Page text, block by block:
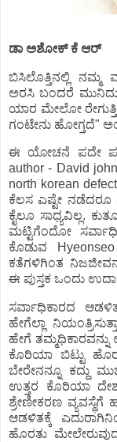
ಡಾ ಅಶೋಕ್ ಕೆ ಆರ್
ಬಿಸಿಲೊತ್ತಿನಲ್ಲಿ
ಅರಸಿ ಬಂದರೆ
ಯಾರ ಮೇಲೋ
ಗಂಟೇನು ಹೋಗ್ತದೆ"
ಈ ಯೋಚನೆ ಪದೇ
author - David
north korean
ಕೆಲಸ ಎಷ್ಟೇ ನಡೆದರೂ
ಕೈಲೂ ಸಾಧ್ಯವಿಲ್ಲ.
ಮಟ್ಟಿಗೆಂದೋ
ಕೊಡುವ
ಕತೆಗಳಿಗಿಂತ
ಈ ಪುಸ್ತಕ ಒಂದು
ಸರ್ವಾಧಿಕಾರದ
ಹೇಗೆಲ್ಲಾ
ಹೇಗೆ ತಮ್ಮಧಿಕಾರವನ್ನು
ಕೊರಿಯಾ ಬಿಟ್ಟು
ಬೇರೇನನ್ನೂ ಕದ್ದು
ಉತ್ತರ ಕೊರಿಯಾ
ಶ್ರೇಣೀಕರಣ ವ್ಯವಸ್ಥೆಗೆ
ಆಡಳಿತಕ್ಕೆ
ಹೊರತು